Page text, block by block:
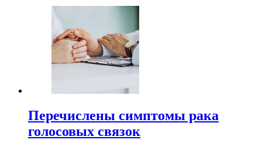
Перечислены симптомы рака
голосовых связок